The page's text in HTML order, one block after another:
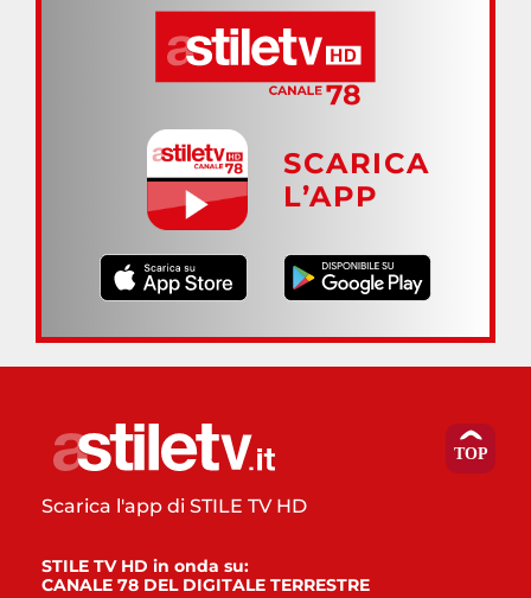
SCARICA
L’APP
Scarica l'app di STILE TV HD
STILE TV HD in onda su:
CANALE 78 DEL DIGITALE TERRESTRE